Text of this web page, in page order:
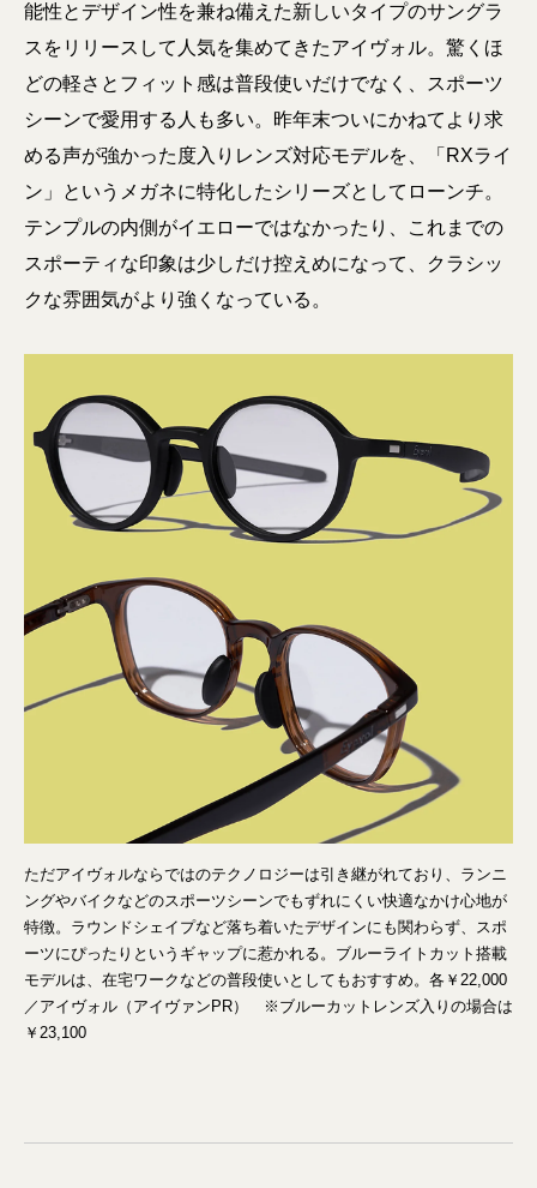
能性とデザイン性を兼ね備えた新しいタイプのサングラ
スをリリースして人気を集めてきたアイヴォル。驚くほ
どの軽さとフィット感は普段使いだけでなく、スポーツ
シーンで愛用する人も多い。昨年末ついにかねてより求
める声が強かった度入りレンズ対応モデルを、「RXライ
ン」というメガネに特化したシリーズとしてローンチ。
テンプルの内側がイエローではなかったり、これまでの
スポーティな印象は少しだけ控えめになって、クラシッ
クな雰囲気がより強くなっている。
ただアイヴォルならではのテクノロジーは引き継がれており、ランニ
ングやバイクなどのスポーツシーンでもずれにくい快適なかけ心地が
特徴。ラウンドシェイプなど落ち着いたデザインにも関わらず、スポ
ーツにぴったりというギャップに惹かれる。ブルーライトカット搭載
モデルは、在宅ワークなどの普段使いとしてもおすすめ。各￥22,000
／アイヴォル（アイヴァンPR） ※ブルーカットレンズ入りの場合は
￥23,100